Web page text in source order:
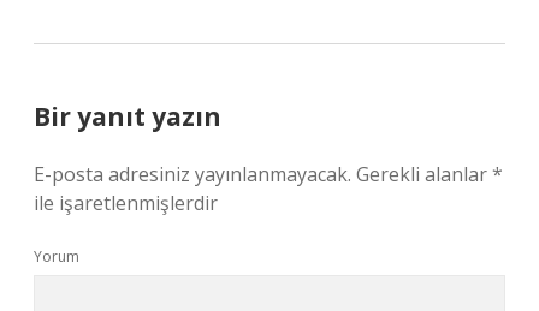
Bir yanıt yazın
E-posta adresiniz yayınlanmayacak. Gerekli alanlar*
ile işaretlenmişlerdir
Yorum